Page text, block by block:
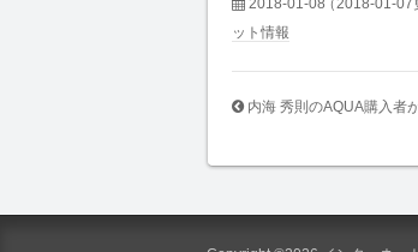
ット情報
内海 秀則のAQUA購入者